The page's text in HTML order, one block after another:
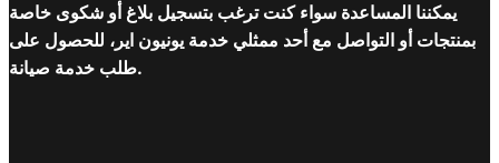
يمكننا المساعدة سواء كنت ترغب بتسجيل بلاغ أو شكوى خاصة
بمنتجات أو التواصل مع أحد ممثلي خدمة يونيون اير، للحصول على
طلب خدمة صيانة.